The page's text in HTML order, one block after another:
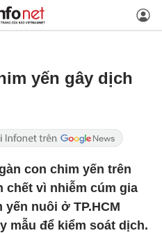
yến gây dịch
con chim yến trên
chết vì nhiễm cúm gia
nuôi ở TP.HCM
mẫu để kiểm soát dịch.